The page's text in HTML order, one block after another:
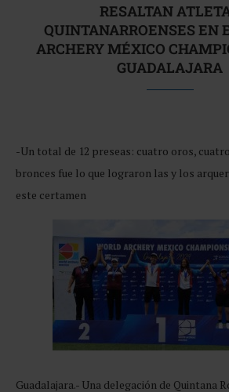
RESALTAN
QUINTANARROENSES EN
ARCHERY MÉXICO
GUADALAJARA
-Un total de 12 preseas: cuatro oros,
bronces fue lo que lograron las y los
este certamen
Guadalajara.- Una delegación de Quintana